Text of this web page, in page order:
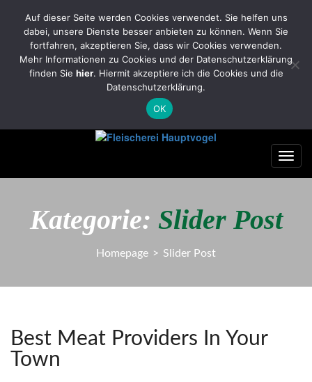
FleischereiHauptvogel@yahoo.com
Tel.: 035322/2701 Handy: 0174/7966281
0
Kategorie: Slider Post
Homepage > Slider Post
Best Meat Providers In Your
Town
Auf dieser Seite werden Cookies verwendet. Sie helfen uns
dabei, unsere Dienste besser anbieten zu können. Wenn Sie
fortfahren, akzeptieren Sie, dass wir Cookies verwenden.
Mehr Informationen zu Cookies und der Datenschutzerklärung
finden Sie hier. Hiermit akzeptiere ich die Cookies und die
Datenschutzerklärung.
OK